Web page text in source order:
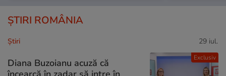
ȘTIRI ROMÂNIA
Exclusiv
Ştiri 29 iul.
Diana Buzoianu acuză că